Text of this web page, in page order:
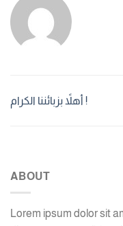
أهلاً بزبائننا الكرام !
ABOUT
Lorem ipsum dolor sit